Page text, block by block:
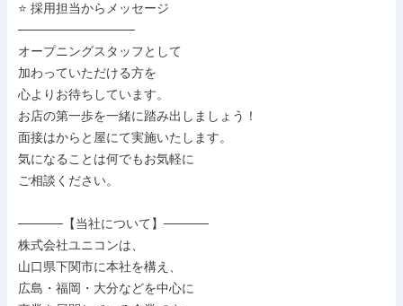
⭐ 採用担当からメッセージ
─────────────
オープニングスタッフとして
加わっていただける方を
心よりお待ちしています。
お店の第一歩を一緒に踏み出しましょう！
面接はからと屋にて実施いたします。
気になることは何でもお気軽に
ご相談ください。
─────【当社について】─────
株式会社ユニコンは、
山口県下関市に本社を構え、
広島・福岡・大分などを中心に